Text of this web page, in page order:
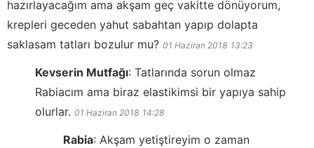
hazırlayacağım ama akşam geç vakitte dönüyorum,
krepleri geceden yahut sabahtan yapıp dolapta
saklasam tatları bozulur mu? 01 Haziran 2018 13:23
Kevserin Mutfağı: Tatlarında sorun olmaz
Rabiacım ama biraz elastikimsi bir yapıya sahip
olurlar. 01 Haziran 2018 14:28
Rabia: Akşam yetiştireyim o zaman